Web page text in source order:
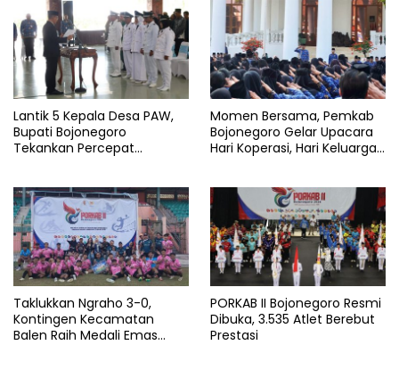
Lantik 5 Kepala Desa PAW,
Bupati Bojonegoro
Tekankan Percepat
Momen Bersama, Pemkab
Bojonegoro Gelar Upacara
Hari Koperasi, Hari Keluarga
Taklukkan Ngraho 3-0,
Kontingen Kecamatan
Balen Raih Medali Emas
PORKAB II Bojonegoro Resmi
Dibuka, 3.535 Atlet Berebut
Prestasi